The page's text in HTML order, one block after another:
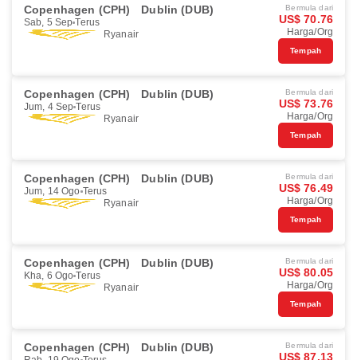
Copenhagen (CPH) Dublin (DUB)
Sab, 5 Sep Terus
Ryanair
Bermula dari
US$ 70.76
Harga/Org
Tempah
Copenhagen (CPH) Dublin (DUB)
Jum, 4 Sep Terus
Ryanair
Bermula dari
US$ 73.76
Harga/Org
Tempah
Copenhagen (CPH) Dublin (DUB)
Jum, 14 Ogo Terus
Ryanair
Bermula dari
US$ 76.49
Harga/Org
Tempah
Copenhagen (CPH) Dublin (DUB)
Kha, 6 Ogo Terus
Ryanair
Bermula dari
US$ 80.05
Harga/Org
Tempah
Copenhagen (CPH) Dublin (DUB) Bermula dari
US$ 87.13